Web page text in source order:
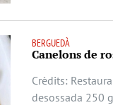
BERGUEDÀ
Canelons de
Crèdits:
desossada 250